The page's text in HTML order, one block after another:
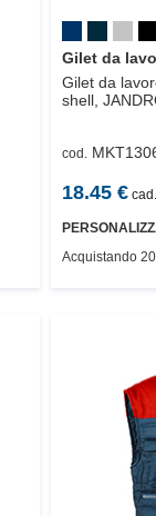
Gilet da
Gilet da
shell,
cod.
18.45€
Acquistando